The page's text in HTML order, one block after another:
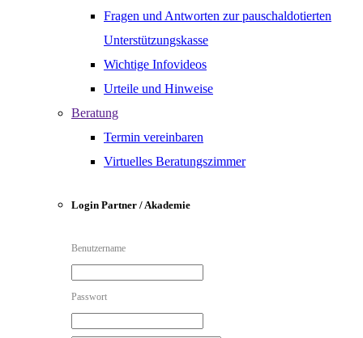
Fragen und Antworten zur pauschaldotierten
Unterstützungskasse
Wichtige Infovideos
Urteile und Hinweise
Beratung
Termin vereinbaren
Virtuelles Beratungszimmer
Login Partner / Akademie
Benutzername
Passwort